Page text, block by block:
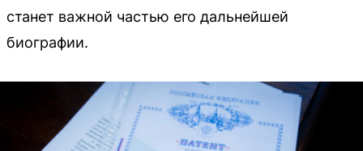
станет важной частью его дальнейшей
биографии.